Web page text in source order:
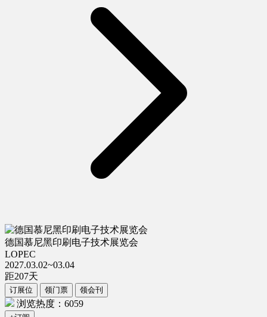
德国慕尼黑印刷电子技术展览会
LOPEC
2027.03.02~03.04
距207天
订展位 领门票 领会刊
浏览热度：6059